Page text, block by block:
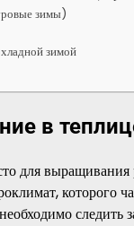
зимы)
зимой
в
для
которого
следить